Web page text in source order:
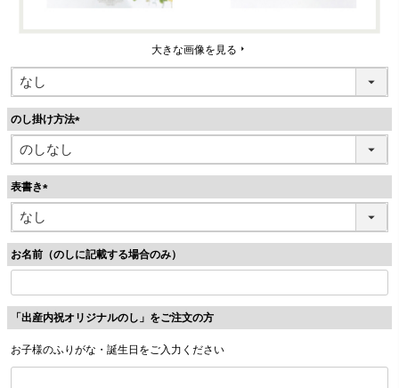
大きな画像を見る
のし掛け方法
(
表書き
(
必
お名前（のしに記載する場合のみ）
「出産内祝オリジナルのし」をご注文の方
お子様のふりがな・誕生日をご入力ください